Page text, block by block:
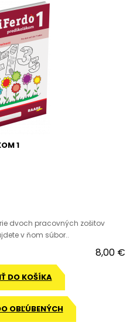
1
dvoch pracovných zošitov
v ňom súbor..
8,00 €
DO KOŠÍKA
OBĽÚBENÝCH